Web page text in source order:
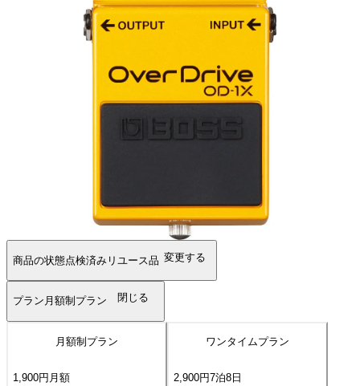
商品の状態点検済みリユース品 変更する
プラン 月額制プラン 閉じる
月額制プラン
1,900円 月額
ワンタイムプラン
2,900円7泊8日